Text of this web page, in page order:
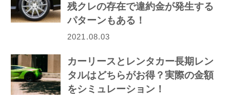
残クレの存在で違約金が発生する
パターンもある！
2021.08.03
カーリースとレンタカー長期レン
タルはどちらがお得？実際の金額
をシミュレーション！